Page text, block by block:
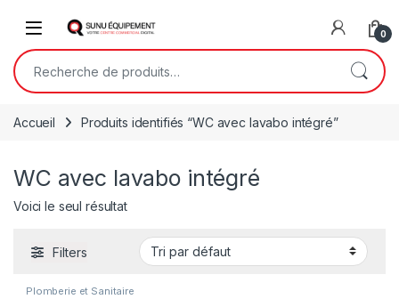
Open 0
Recherche pour :
Accueil Produits identifiés “WC avec lavabo intégré”
WC avec lavabo intégré
Voici le seul résultat
Filters
Plomberie et Sanitaire